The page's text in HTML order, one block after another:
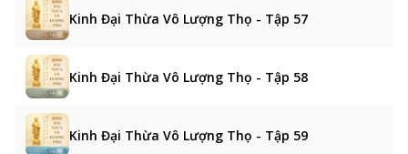
Kinh Đại Thừa Vô Lượng Thọ - Tập 57
Kinh Đại Thừa Vô Lượng Thọ - Tập 58
Kinh Đại Thừa Vô Lượng Thọ - Tập 59